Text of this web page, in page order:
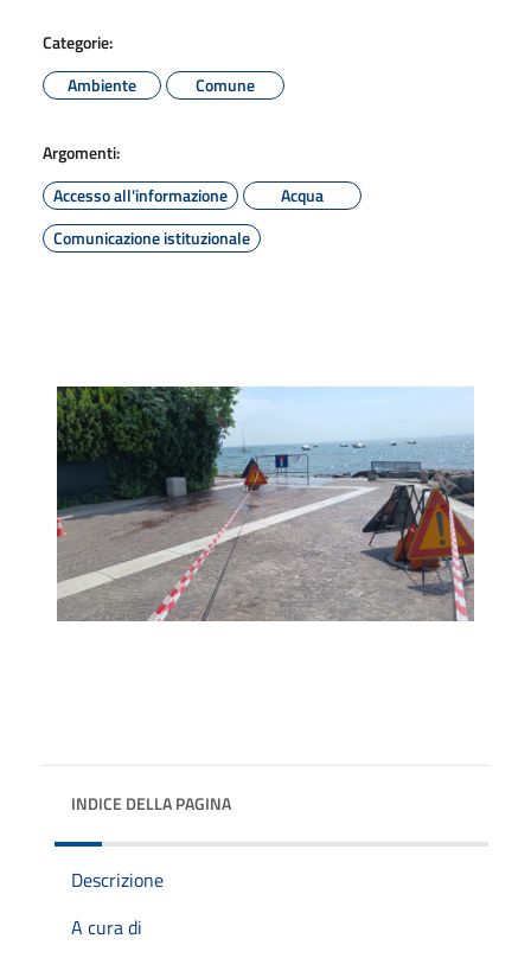
Categorie:
Ambiente
Comune
Argomenti:
Accesso all'informazione
Acqua
Comunicazione istituzionale
INDICE DELLA PAGINA
Descrizione
A cura di